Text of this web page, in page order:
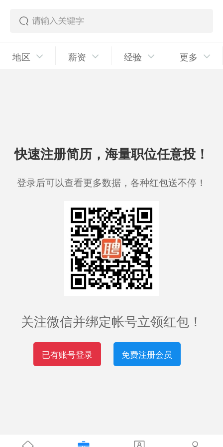
地区 薪资 经验 更多
快速注册简历，海量职位任意投！
登录后可以查看更多数据，各种红包送不停！
关注微信并绑定帐号立领红包！
已有账号登录 免费注册会员